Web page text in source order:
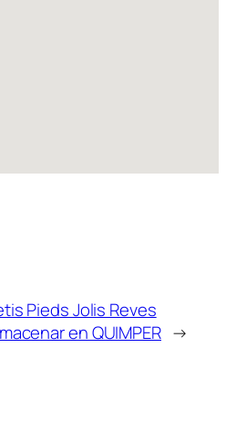
Pieds Jolis Reves
en QUIMPER →